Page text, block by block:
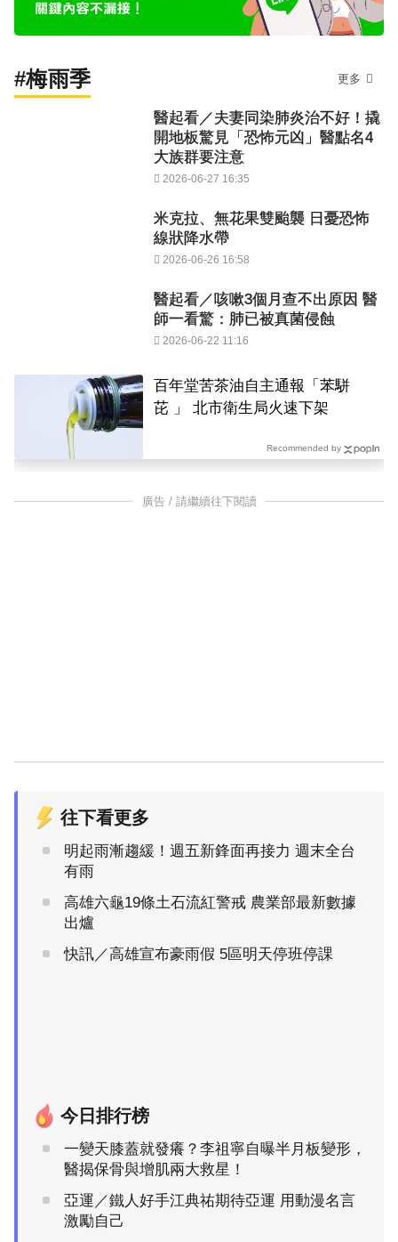
#梅雨季 更多
醫起看／夫妻同染肺炎治不好！撬
開地板驚見「恐怖元凶」醫點名4
大族群要注意
2026-06-27 16:35
米克拉、無花果雙颱襲 日憂恐怖
線狀降水帶
2026-06-26 16:58
醫起看／咳嗽3個月查不出原因 醫
師一看驚：肺已被真菌侵蝕
2026-06-22 11:16
百年堂苦茶油自主通報「苯駢
芘 」 北市衛生局火速下架
Recommended by
廣告 / 請繼續往下閱讀
往下看更多
明起雨漸趨緩！週五新鋒面再接力 週末全台
有雨
高雄六龜19條土石流紅警戒 農業部最新數據
出爐
快訊／高雄宣布豪雨假 5區明天停班停課
今日排行榜
一變天膝蓋就發癢？李祖寧自曝半月板變形，
醫揭保骨與增肌兩大救星！
亞運／鐵人好手江典祐期待亞運 用動漫名言
激勵自己